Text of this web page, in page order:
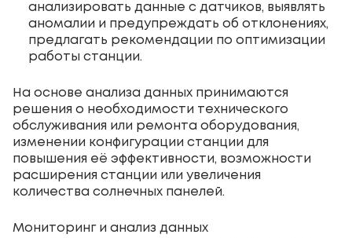
анализировать данные с датчиков, выявлять
аномалии и предупреждать об отклонениях,
предлагать рекомендации по оптимизации
работы станции.
На основе анализа данных принимаются
решения о необходимости технического
обслуживания или ремонта оборудования,
изменении конфигурации станции для
повышения её эффективности, возможности
расширения станции или увеличения
количества солнечных панелей.
Мониторинг и анализ данных